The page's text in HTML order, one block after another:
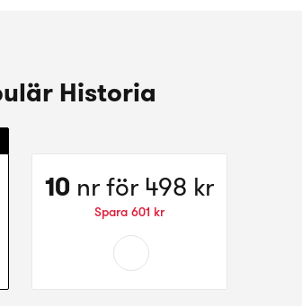
Historia
erbjudande:
10
för
för
10 nr för 498 kr
Spara 601 kr